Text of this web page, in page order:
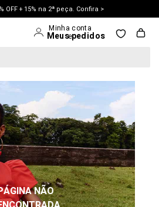
OFF + 15% na 2ª peça. Confira >
27. Clique e aproveite.
NÃO